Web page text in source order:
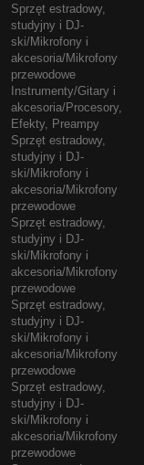
Sprzęt estradowy,
studyjny i DJ-
ski/Mikrofony i
akcesoria/Mikrofony
przewodowe
Instrumenty/Gitary i
akcesoria/Procesory,
Efekty, Preampy
Sprzęt estradowy,
studyjny i DJ-
ski/Mikrofony i
akcesoria/Mikrofony
przewodowe
Sprzęt estradowy,
studyjny i DJ-
ski/Mikrofony i
akcesoria/Mikrofony
przewodowe
Sprzęt estradowy,
studyjny i DJ-
ski/Mikrofony i
akcesoria/Mikrofony
przewodowe
Sprzęt estradowy,
studyjny i DJ-
ski/Mikrofony i
akcesoria/Mikrofony
przewodowe